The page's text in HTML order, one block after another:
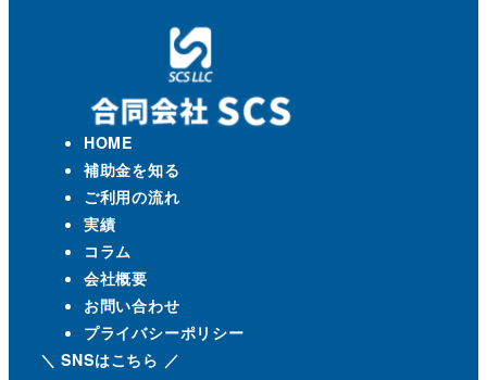
HOME
補助金を知る
ご利用の流れ
実績
コラム
会社概要
お問い合わせ
プライバシーポリシー
＼ SNSはこちら ／